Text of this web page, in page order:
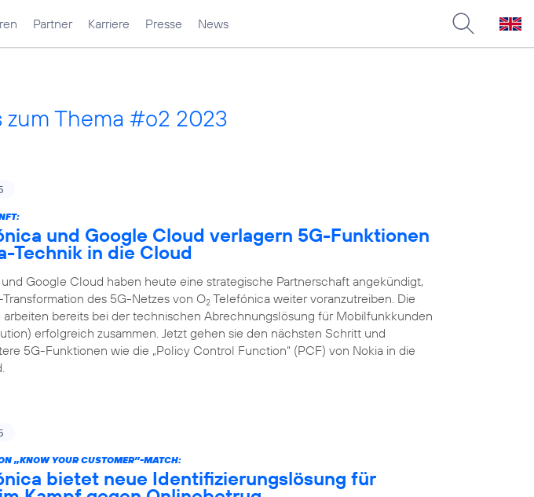
Partner Karriere Presse News
Thema #o2 2023
und Google Cloud verlagern 5G-Funktionen
Technik in die Cloud
Google Cloud haben heute eine strategische Partnerschaft angekündigt,
des 5G-Netzes von O2 Telefónica weiter voranzutreiben. Die
arbeiten bereits bei der technischen Abrechnungslösung für Mobilfunkkunden
erfolgreich zusammen. Jetzt gehen sie den nächsten Schritt und
5G-Funktionen wie die „Policy Control Function“ (PCF) von Nokia in die
„KNOW YOUR CUSTOMER”-MATCH:
bietet neue Identifizierungslösung für